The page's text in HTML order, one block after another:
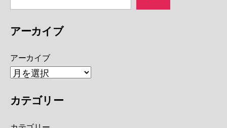
アーカイブ
アーカイブ
カテゴリー